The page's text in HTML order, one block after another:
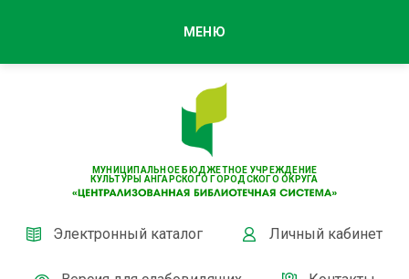
МУНИЦИПАЛЬНОЕ БЮДЖЕТНОЕ УЧРЕЖДЕНИЕ
КУЛЬТУРЫ АНГАРСКОГО ГОРОДСКОГО ОКРУГА
Электронный каталог Личный кабинет
МЕНЮ